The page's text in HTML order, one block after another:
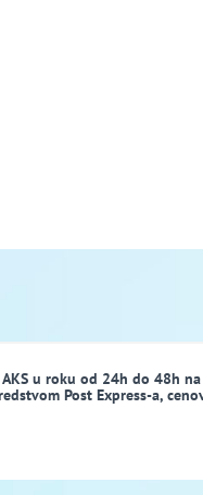
u roku od 24h do 48h na
Post Express-a,